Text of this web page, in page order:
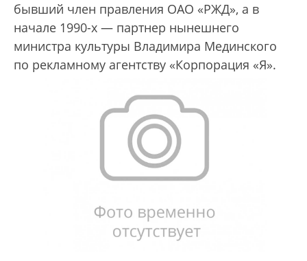
бывший член правления ОАО «РЖД», а в
начале 1990-х — партнер нынешнего
министра культуры Владимира Мединского
по рекламному агентству «Корпорация «Я».